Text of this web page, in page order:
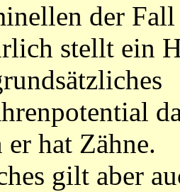
der
stellt ein
er hat Zähne.
gilt aber